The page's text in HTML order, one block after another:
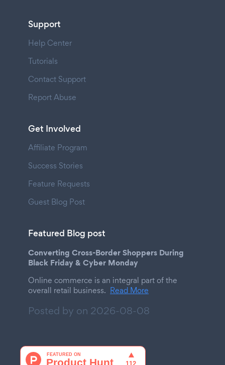
Support
Help Center
Tutorials
Contact Support
Report Abuse
Get Involved
Affiliate Program
Success Stories
Feature Requests
Guest Blog Post
Featured Blog post
Converting Cross-Border Shoppers During
Black Friday & Cyber Monday
Online commerce is an integral part of the
overall retail business. Read More
Posted by on 2026-08-08